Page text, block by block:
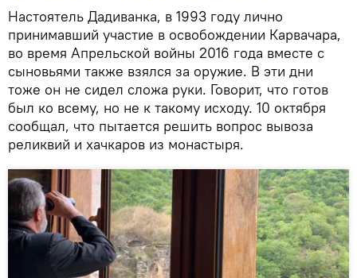
Настоятель Дадиванка, в 1993 году лично
принимавший участие в освобождении Карвачара,
во время Апрельской войны 2016 года вместе с
сыновьями также взялся за оружие. В эти дни
тоже он не сидел сложа руки. Говорит, что готов
был ко всему, но не к такому исходу. 10 октября
сообщал, что пытается решить вопрос вывоза
реликвий и хачкаров из монастыря.